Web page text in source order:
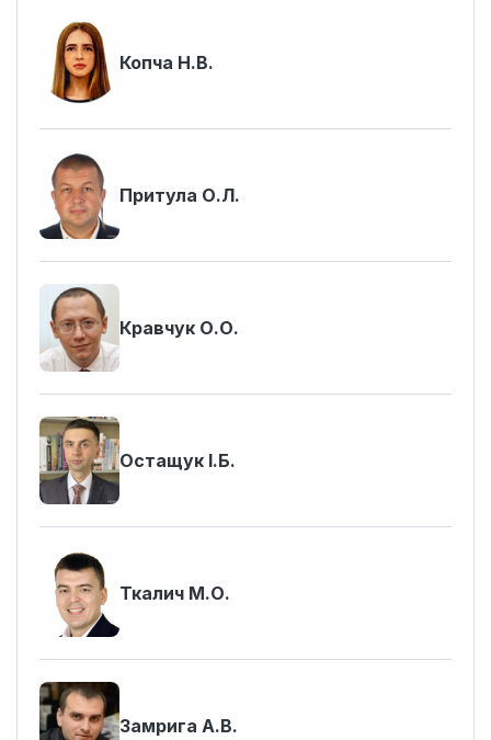
Копча Н.В.
Притула О.Л.
Кравчук О.О.
Остащук І.Б.
Ткалич М.О.
Замрига А.В.